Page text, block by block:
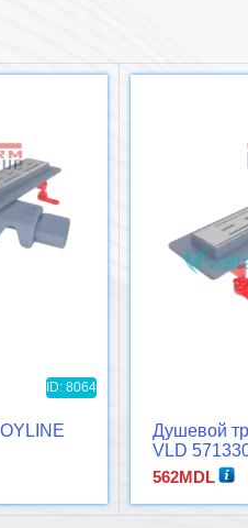
ID: 8064
Душевой
VLD
562MDL